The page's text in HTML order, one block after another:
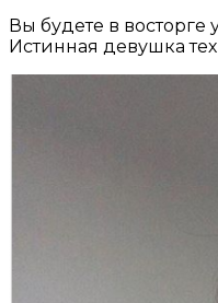
Вы будете в
Истинная девушка